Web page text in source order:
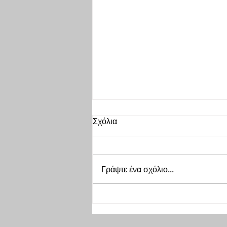
10 πράγματα που οι γονείς
ΝΑ ΜΑΘΟΥΝ ΤΑ ΠΑΙΔΙΑ ΣΑΣ ΤΙ
ΕΙΝΑΙ ΥΓΕΙΝΟ ΚΑΙ ΤΙ ΟΧΙ μέσα
Σχόλια
Γράψτε ένα σχόλιο...